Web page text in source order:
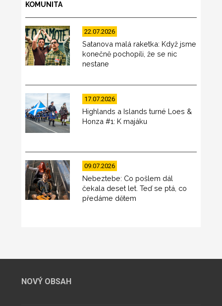
KOMUNITA
22.07.2026
Satanova malá raketka: Když jsme
konečně pochopili, že se nic
nestane
17.07.2026
Highlands a Islands turné Loes &
Honza #1: K majáku
09.07.2026
Nebeztebe: Co pošlem dál
čekala deset let. Teď se ptá, co
předáme dětem
NOVÝ OBSAH